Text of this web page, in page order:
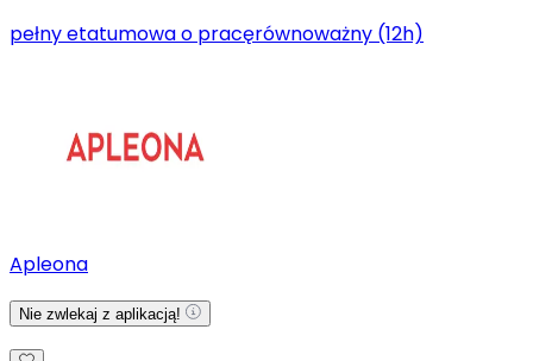
pełny etatumowa o pracęrównoważny (12h)
Apleona
Nie zwlekaj z aplikacją!